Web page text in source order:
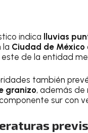
indica lluvias
la Ciudad de México
de la entidad
también
granizo, además de
sur con